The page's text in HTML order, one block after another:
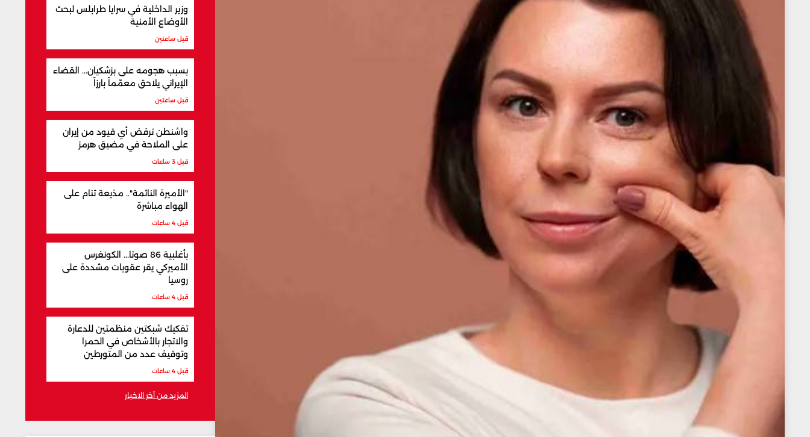
وزير الداخلية في سرايا طرابلس لبحث
الأوضاع الأمنية
قبل ساعتين
بسبب هجومه على بزشكيان... القضاء
الإيراني يلاحق معمّماً بارزاً
قبل ساعتين
واشنطن ترفض أي قيود من إيران
على الملاحة في مضيق هرمز
قبل 3 ساعات
"الأميرة النائمة".. مذيعة تنام على
الهواء مباشرة
قبل 4 ساعات
بأغلبية 86 صوتا... الكونغرس
الأميركي يقر عقوبات مشددة على
روسيا
قبل 4 ساعات
تفكيك شبكتين منظمتين للدعارة
والاتجار بالأشخاص في الحمرا
وتوقيف عدد من المتورطين
قبل 4 ساعات
المزيد من آخر الاخبار